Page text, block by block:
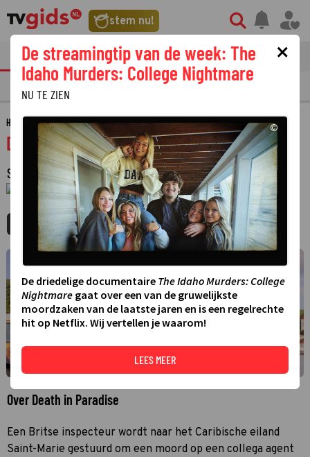
stem nu!
tvgids streaming nieuws
PRIMETIME GEMIST
HOME GIDS DEATH IN PARADISE
Death in Paradise
SERIE · KOMEDIE · 15 SEIZOENEN
1 JANUARI 1970 01:00 - 01:00
MIJNGIDS AGENDA DELEN
Over Death in Paradise
Een Britse inspecteur wordt naar het Caribische eiland
Saint-Marie gestuurd om een moord op een collega agent
×
De streamingtip van de week: The
Idaho Murders: College Nightmare
NU TE ZIEN
©
De driedelige documentaire The Idaho Murders: College
Nightmare gaat over een van de gruwelijkste
moordzaken van de laatste jaren en is een regelrechte
hit op Netflix. Wij vertellen je waarom!
LEES MEER